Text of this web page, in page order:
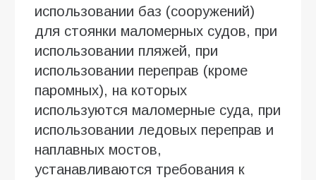
использовании баз (сооружений)
для стоянки маломерных судов, при
использовании пляжей, при
использовании переправ (кроме
паромных), на которых
используются маломерные суда, при
использовании ледовых переправ и
наплавных мостов,
устанавливаются требования к